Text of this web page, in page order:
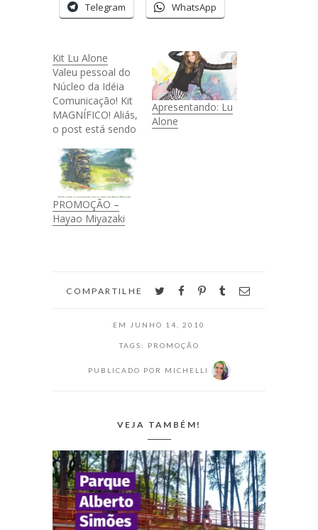
Telegram WhatsApp
Kit Lu Alone
Valeu pessoal do
Núcleo da Idéia
Comunicação! Kit
MAGNÍFICO! Aliás,
o post está sendo
CD da Lu Alone,
hehe. Linda
camiseta, bolsa já
está sendo
utilizada, assim
como o squeeze
Apresentando: Lu
Alone
PROMOÇÃO –
Hayao Miyazaki
COMPARTILHE twitterfacebookpinterest
tumblr
EM JUNHO 14, 2010
TAGS: PROMOÇÃO
PUBLICADO POR MICHELLI
VEJA TAMBÉM!